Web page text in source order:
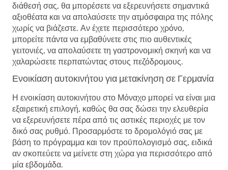
διάθεσή σας, θα μπορέσετε να εξερευνήσετε σημαντικά
αξιοθέατα και να απολαύσετε την ατμόσφαιρα της πόλης
χωρίς να βιάζεστε. Αν έχετε περισσότερο χρόνο,
μπορείτε πάντα να εμβαθύνετε στις πιο αυθεντικές
γειτονιές, να απολαύσετε τη γαστρονομική σκηνή και να
χαλαρώσετε περπατώντας στους πεζόδρομους.
Ενοικίαση αυτοκινήτου για μετακίνηση σε Γερμανία
Η ενοικίαση αυτοκινήτου στο Μόναχο μπορεί να είναι μια
εξαιρετική επιλογή, καθώς θα σας δώσει την ελευθερία
να εξερευνήσετε πέρα ​​από τις αστικές περιοχές με τον
δικό σας ρυθμό. Προσαρμόστε το δρομολόγιό σας με
βάση το πρόγραμμα και τον προϋπολογισμό σας, ειδικά
αν σκοπεύετε να μείνετε στη χώρα για περισσότερο από
μία εβδομάδα.